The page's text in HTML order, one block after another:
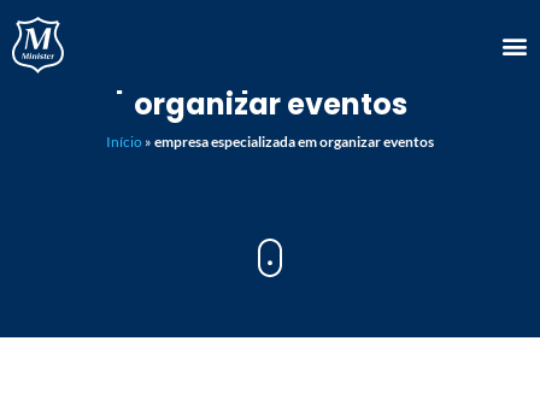
organizar eventos
Início » empresa especializada em organizar eventos